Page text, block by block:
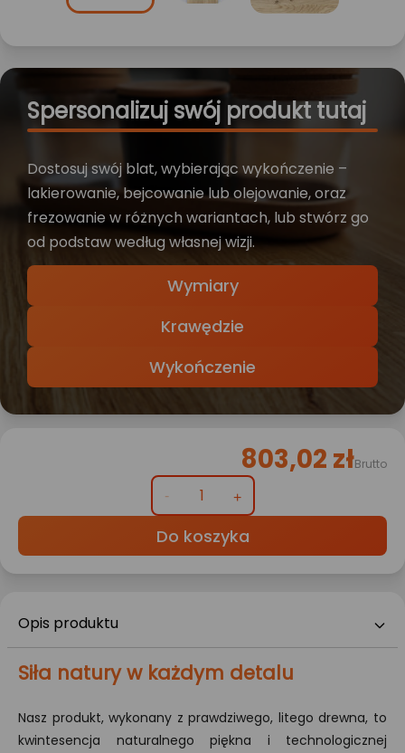
Spersonalizuj swój produkt tutaj
Dostosuj swój blat, wybierając wykończenie –
lakierowanie, bejcowanie lub olejowanie, oraz
frezowanie w różnych wariantach, lub stwórz go
od podstaw według własnej wizji.
Wymiary
Krawędzie
Wykończenie
803,02 złBrutto
Do koszyka
Opis produktu
Siła natury w każdym detalu
Nasz produkt, wykonany z prawdziwego, litego drewna, to
kwintesencja naturalnego piękna i technologicznej